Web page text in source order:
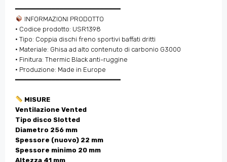
━━━━━━━━━━━━━━━━━━━━━━━━━━
INFORMAZIONI PRODOTTO
• Codice prodotto: USR1398
• Tipo: Coppia dischi freno sportivi baffati dritti
• Materiale: Ghisa ad alto contenuto di carbonio G3000
• Finitura: Thermic Black anti-ruggine
• Produzione: Made in Europe
━━━━━━━━━━━━━━━━━━━━━━━━━━
MISURE
Ventilazione Vented
Tipo disco Slotted
Diametro 256 mm
Spessore (nuovo) 22 mm
Spessore minimo 20 mm
Altezza 41 mm